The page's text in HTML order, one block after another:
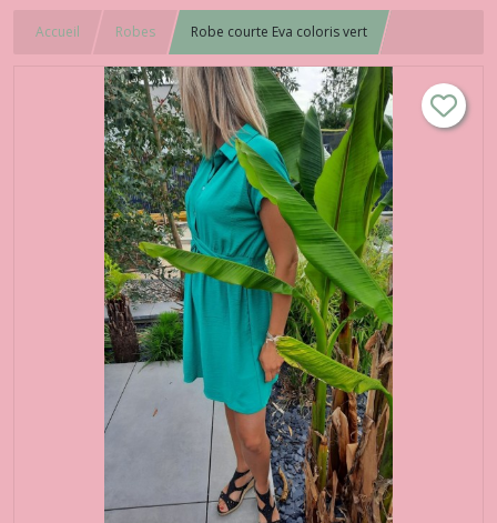
Accueil Robes Robe courte Eva coloris vert